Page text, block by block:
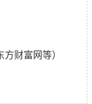
财富网等）